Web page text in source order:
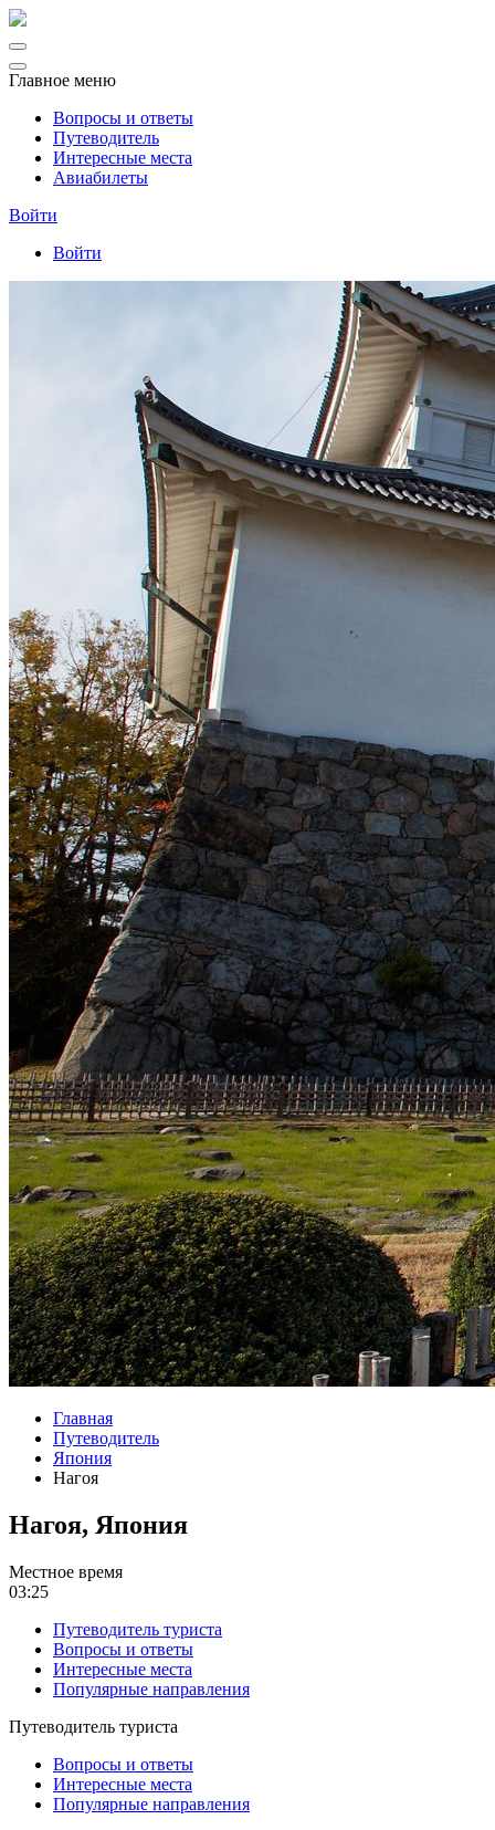
Главное меню
Вопросы и ответы
Путеводитель
Интересные места
Авиабилеты
Войти
Войти
Главная
Путеводитель
Япония
Нагоя
Нагоя, Япония
Местное время
03:25
Путеводитель туриста
Вопросы и ответы
Интересные места
Популярные направления
Путеводитель туриста
Вопросы и ответы
Интересные места
Популярные направления